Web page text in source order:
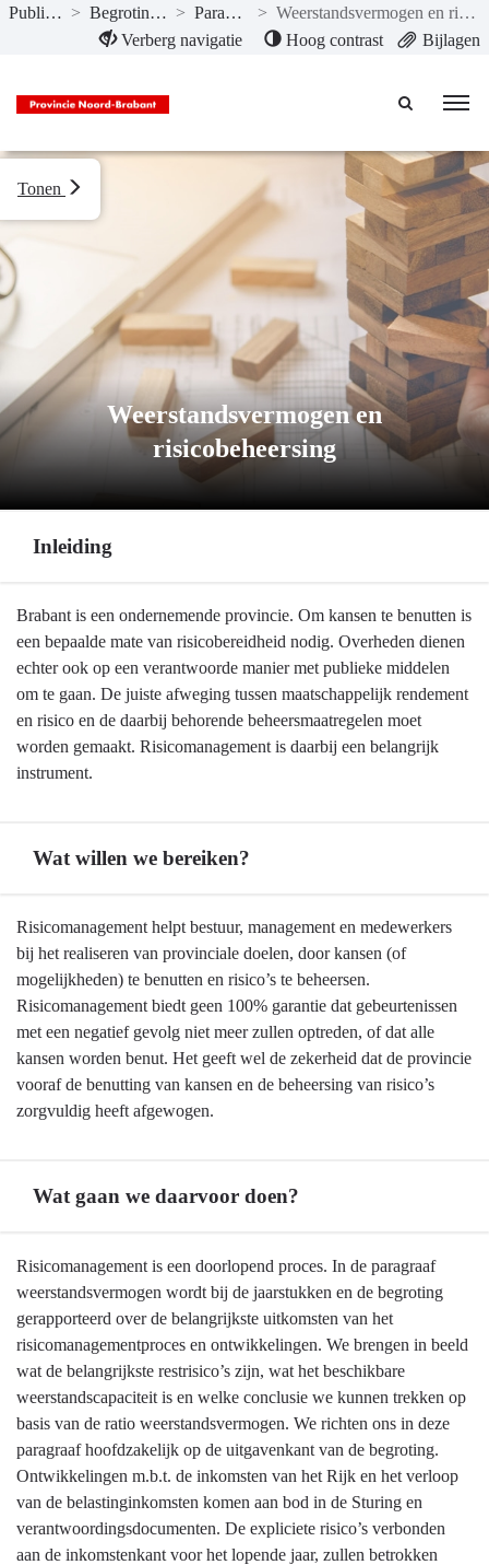
Naar hoofdinhoud
Publicaties > Begroting 2022 > Paragrafen >
Weerstandsvermogen en risicobeheersing
Verberg navigatie
Hoog contrast Bijlagen
Weerstandsvermogen en
risicobeheersing
Tonen
Inleiding
Terug
naar
navigatie
Weerstandsvermogen
risicobeheersing
Brabant is een ondernemende provincie. Om kansen te benutten is
een bepaalde mate van risicobereidheid nodig. Overheden dienen
echter ook op een verantwoorde manier met publieke middelen
om te gaan. De juiste afweging tussen maatschappelijk rendement
en risico en de daarbij behorende beheersmaatregelen moet
worden gemaakt. Risicomanagement is daarbij een belangrijk
instrument.
Wat willen we bereiken?
Terug
naar
navigatie
Weerstandsvermogen
risicobeheersing
Risicomanagement helpt bestuur, management en medewerkers
bij het realiseren van provinciale doelen, door kansen (of
mogelijkheden) te benutten en risico’s te beheersen.
Risicomanagement biedt geen 100% garantie dat gebeurtenissen
met een negatief gevolg niet meer zullen optreden, of dat alle
kansen worden benut. Het geeft wel de zekerheid dat de provincie
vooraf de benutting van kansen en de beheersing van risico’s
zorgvuldig heeft afgewogen.
Wat gaan we daarvoor doen?
Terug
naar
navigatie
Weerstandsvermogen
risicobeheersing
Wat
gaan
we
daarvoor
Risicomanagement is een doorlopend proces. In de paragraaf
weerstandsvermogen wordt bij de jaarstukken en de begroting
gerapporteerd over de belangrijkste uitkomsten van het
risicomanagementproces en ontwikkelingen. We brengen in beeld
wat de belangrijkste restrisico’s zijn, wat het beschikbare
weerstandscapaciteit is en welke conclusie we kunnen trekken op
basis van de ratio weerstandsvermogen. We richten ons in deze
paragraaf hoofdzakelijk op de uitgavenkant van de begroting.
Ontwikkelingen m.b.t. de inkomsten van het Rijk en het verloop
van de belastinginkomsten komen aan bod in de Sturing en
verantwoordingsdocumenten. De expliciete risico’s verbonden
aan de inkomstenkant voor het lopende jaar, zullen betrokken